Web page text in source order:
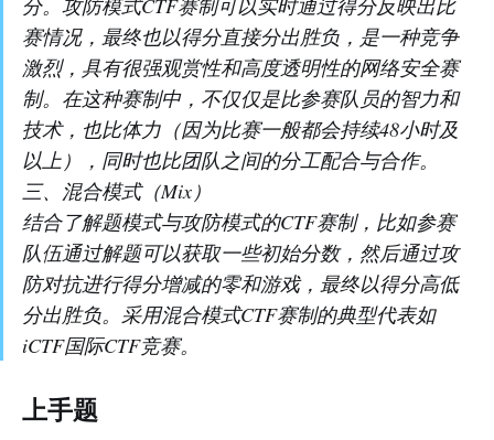
分。攻防模式CTF赛制可以实时通过得分反映出比
赛情况，最终也以得分直接分出胜负，是一种竞争
激烈，具有很强观赏性和高度透明性的网络安全赛
制。在这种赛制中，不仅仅是比参赛队员的智力和
技术，也比体力（因为比赛一般都会持续48小时及
以上），同时也比团队之间的分工配合与合作。
三、混合模式（Mix）
结合了解题模式与攻防模式的CTF赛制，比如参赛
队伍通过解题可以获取一些初始分数，然后通过攻
防对抗进行得分增减的零和游戏，最终以得分高低
分出胜负。采用混合模式CTF赛制的典型代表如
iCTF国际CTF竞赛。
上手题